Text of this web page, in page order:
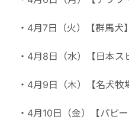
・4月7日（火）【群馬犬】
・4月8日（水）【日本ス
・4月9日（木）【名犬牧
・4月10日（金）【パピー